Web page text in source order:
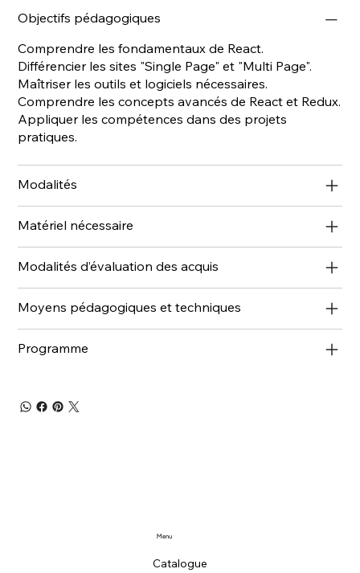
Objectifs pédagogiques
Comprendre les fondamentaux de React.
Différencier les sites "Single Page" et "Multi Page".
Maîtriser les outils et logiciels nécessaires.
Comprendre les concepts avancés de React et Redux.
Appliquer les compétences dans des projets
pratiques.
Modalités
Matériel nécessaire
Modalités d’évaluation des acquis
Moyens pédagogiques et techniques
Programme
Catalogue
Menu